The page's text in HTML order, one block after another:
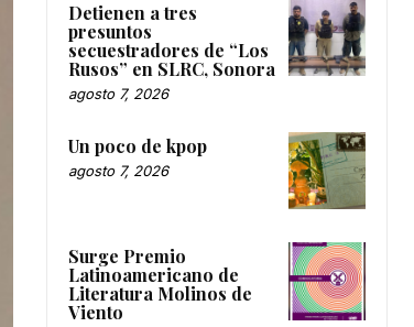
Detienen a tres
presuntos
secuestradores de “Los
Rusos” en SLRC, Sonora
agosto 7, 2026
Un poco de kpop
agosto 7, 2026
Surge Premio
Latinoamericano de
Literatura Molinos de
Viento